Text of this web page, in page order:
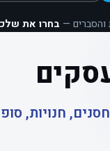
והסברים — בחרו את
חנויות,